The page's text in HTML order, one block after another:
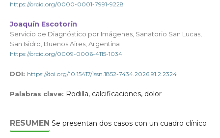
https://orcid.org/0000-0001-7991-9228
Joaquín Escotorín
Servicio de Diagnóstico por Imágenes, Sanatorio San Lucas,
San Isidro, Buenos Aires, Argentina
https://orcid.org/0009-0006-4115-1034
DOI: https://doi.org/10.15417/issn.1852-7434.2026.91.2.2324
Palabras clave: Rodilla, calcificaciones, dolor
RESUMEN Se presentan dos casos con un cuadro clínico